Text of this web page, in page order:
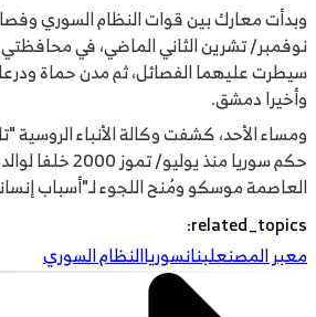
نوفمبر/ تشرين الثاني الماضي، في
سيطرت عليهما الفصائل، ثم مدن حماة
وأخيرا دمشق.
ومساء الأحد، كشفت وكالة الأنباء الروسية
حكم سوريا منذ
العاصمة موسكو ومُنح اللجوء لـ"أسباب
related_topics
:
معبر المصنعلبنانسورياالنظام السوري